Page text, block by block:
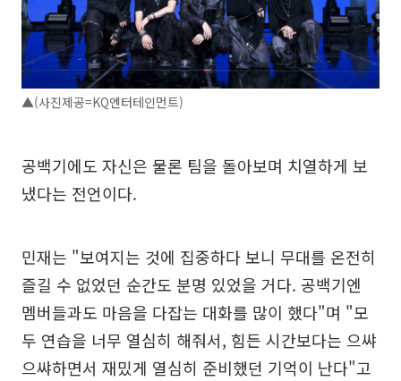
▲(사진제공=KQ엔터테인먼트)
공백기에도 자신은 물론 팀을 돌아보며 치열하게 보
냈다는 전언이다.
민재는 "보여지는 것에 집중하다 보니 무대를 온전히
즐길 수 없었던 순간도 분명 있었을 거다. 공백기엔
멤버들과도 마음을 다잡는 대화를 많이 했다"며 "모
두 연습을 너무 열심히 해줘서, 힘든 시간보다는 으쌰
으쌰하면서 재밌게 열심히 준비했던 기억이 난다"고